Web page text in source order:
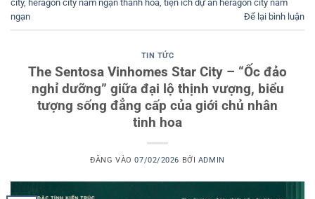
city, heragon city nam ngạn thanh hóa, tiện ích dự án heragon city nam
ngạn
Để lại bình luận
TIN TỨC
The Sentosa Vinhomes Star City – “Ốc đảo
nghỉ dưỡng” giữa đại lộ thịnh vượng, biểu
tượng sống đẳng cấp của giới chủ nhân
tinh hoa
ĐĂNG VÀO07/02/2026 BỞI ADMIN